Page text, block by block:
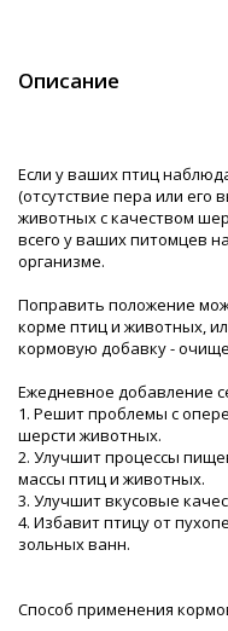
Описание
Если у ваших птиц
(отсутствие пера или его
животных с качеством
всего у ваших питомцев
организме.
Поправить положение
корме птиц и животных,
кормовую добавку -
Ежедневное добавление
1. Решит проблемы с
шерсти животных.
2. Улучшит процессы
массы птиц и животных.
3. Улучшит вкусовые
4. Избавит птицу от
зольных ванн.
Способ применения